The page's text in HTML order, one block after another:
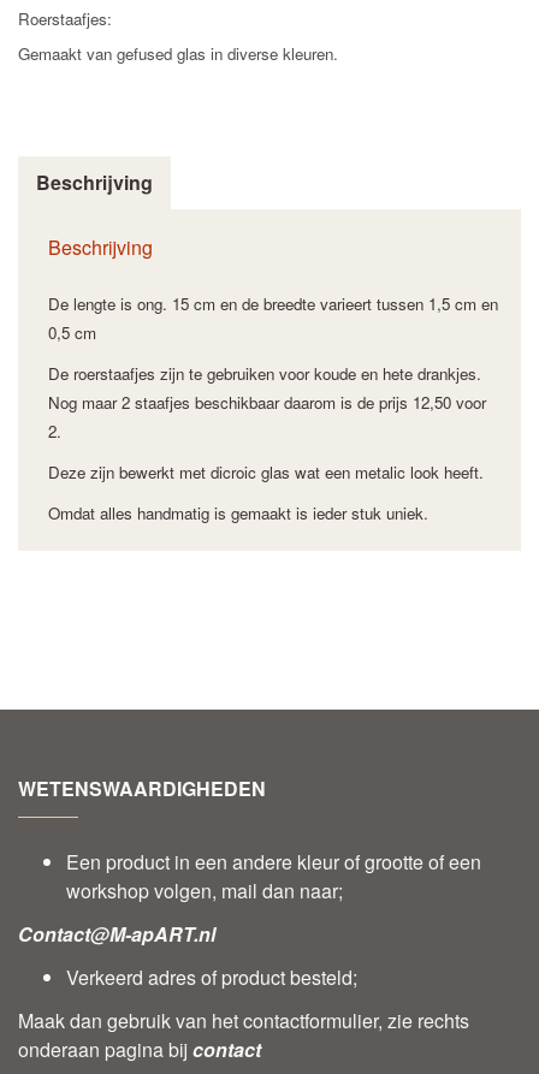
Roerstaafjes:
Gemaakt van gefused glas in diverse kleuren.
Beschrijving
Beschrijving
De lengte is ong. 15 cm en de breedte varieert tussen 1,5 cm en
0,5 cm
De roerstaafjes zijn te gebruiken voor koude en hete drankjes.
Nog maar 2 staafjes beschikbaar daarom is de prijs 12,50 voor
2.
Deze zijn bewerkt met dicroic glas wat een metalic look heeft.
Omdat alles handmatig is gemaakt is ieder stuk uniek.
WETENSWAARDIGHEDEN
Een product in een andere kleur of grootte of een
workshop volgen, mail dan naar;
Contact@M-apART.nl
Verkeerd adres of product besteld;
Maak dan gebruik van het contactformulier, zie rechts
onderaan pagina bij contact